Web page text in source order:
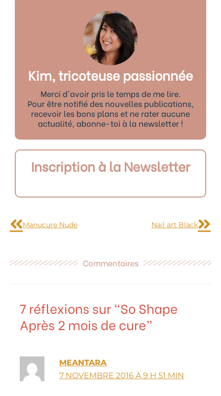
Kim, tricoteuse passionnée
Merci d'avoir pris le temps de me lire.
Pour être notifié des nouvelles publications,
recevoir les bons plans et ne rater aucune
actualité, abonne-toi à la newsletter !
Inscription à la Newsletter
Manucure Nude Nail art Black
Commentaires
7 réflexions sur “So Shape
Après 2 mois de cure”
MEANTARA
7 NOVEMBRE 2016 À 9 H 51 MIN